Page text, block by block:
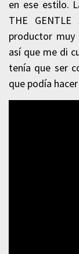
en ese estilo.
THE
productor muy
así que me di
tenía que ser
que podía